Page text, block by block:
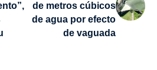
de metros cúbicos
de agua por efecto
de vaguada